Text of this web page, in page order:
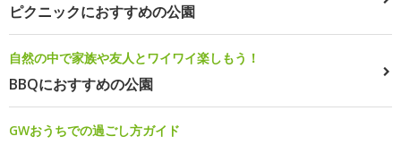
ピクニックにおすすめの公園
自然の中で家族や友人とワイワイ楽しもう！
BBQにおすすめの公園
GWおうちでの過ごし方ガイド